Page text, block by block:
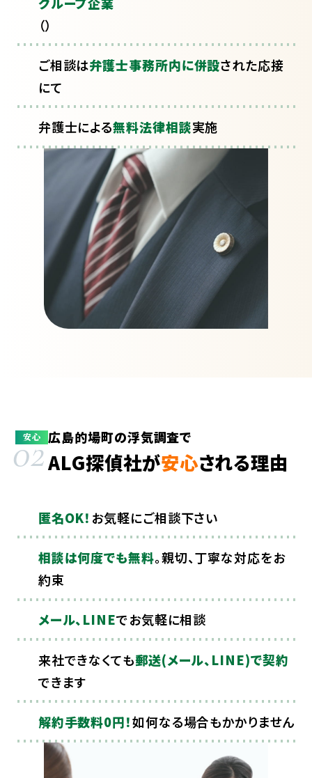
（）
ご相談は弁護士事務所内に併設された応接
にて
弁護士による無料法律相談実施
安心
02広島的場町の浮気調査で
ALG探偵社が安心される理由
匿名OK！ お気軽にご相談下さい
相談は何度でも無料。親切、丁寧な対応をお
約束
メール、LINEでお気軽に相談
来社できなくても郵送(メール、LINE)で契約
できます
解約手数料0円！如何なる場合もかかりません